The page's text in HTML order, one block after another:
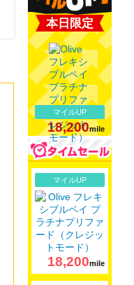
本日限定
マイルUP
18,200mile
マイルUP
18,200mile